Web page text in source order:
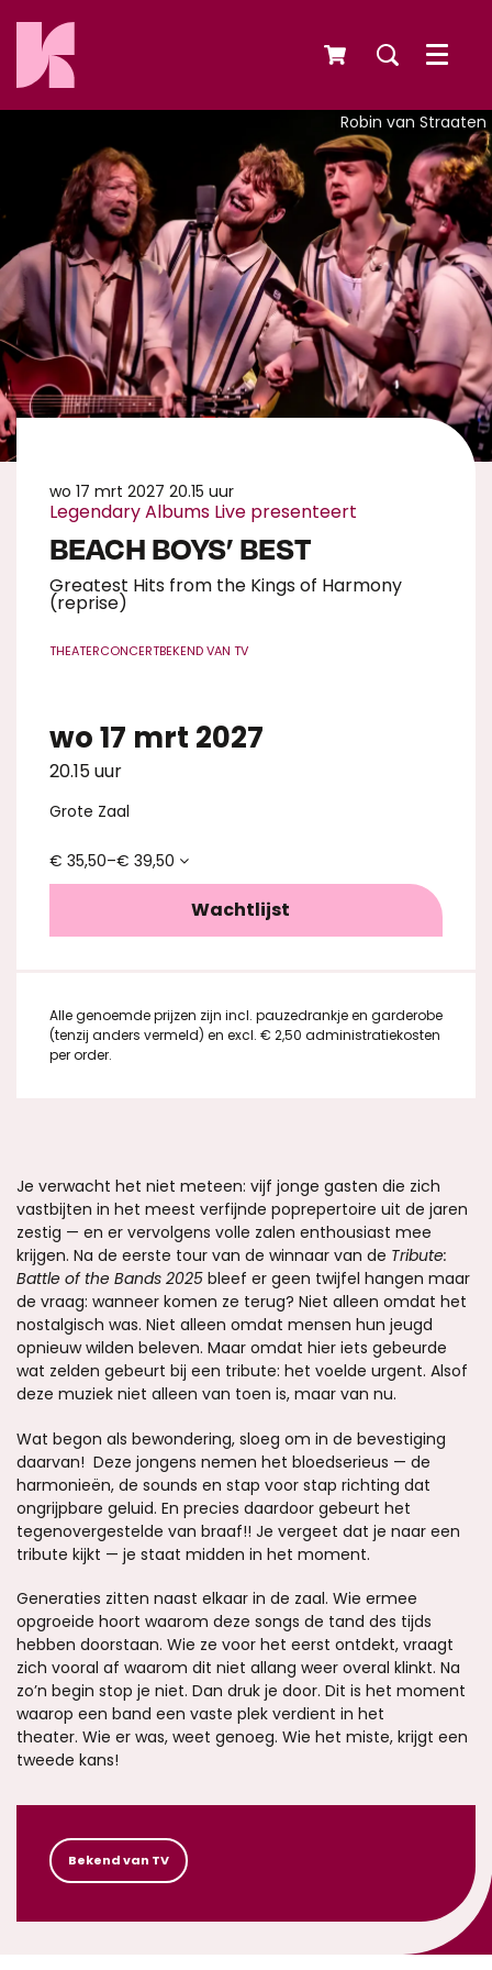
Menu
Robin van Straaten
BEACH BOYS’ BEST
Greatest Hits from the Kings of Harmony
(reprise)
Legendary Albums Live presenteert
wo 17 mrt 2027 20.15 uur
THEATERCONCERTBEKEND VAN TV
wo 17 mrt 2027
20.15 uur
Grote Zaal
€ 35,50–€ 39,50
Wachtlijst
Alle genoemde prijzen zijn incl. pauzedrankje en garderobe
(tenzij anders vermeld) en excl. € 2,50 administratiekosten
per order.
Je verwacht het niet meteen: vijf jonge gasten die zich
vastbijten in het meest verfijnde poprepertoire uit de jaren
zestig — en er vervolgens volle zalen enthousiast mee
krijgen. Na de eerste tour van de winnaar van de Tribute:
Battle of the Bands 2025 bleef er geen twijfel hangen maar
de vraag: wanneer komen ze terug? Niet alleen omdat het
nostalgisch was. Niet alleen omdat mensen hun jeugd
opnieuw wilden beleven. Maar omdat hier iets gebeurde
wat zelden gebeurt bij een tribute: het voelde urgent. Alsof
deze muziek niet alleen van toen is, maar van nu.
Wat begon als bewondering, sloeg om in de bevestiging
daarvan! Deze jongens nemen het bloedserieus — de
harmonieën, de sounds en stap voor stap richting dat
ongrijpbare geluid. En precies daardoor gebeurt het
tegenovergestelde van braaf!! Je vergeet dat je naar een
tribute kijkt — je staat midden in het moment.
Generaties zitten naast elkaar in de zaal. Wie ermee
opgroeide hoort waarom deze songs de tand des tijds
hebben doorstaan. Wie ze voor het eerst ontdekt, vraagt
zich vooral af waarom dit niet allang weer overal klinkt. Na
zo’n begin stop je niet. Dan druk je door. Dit is het moment
waarop een band een vaste plek verdient in het
theater. Wie er was, weet genoeg. Wie het miste, krijgt een
tweede kans!
Bekend van TV
Inzoomen